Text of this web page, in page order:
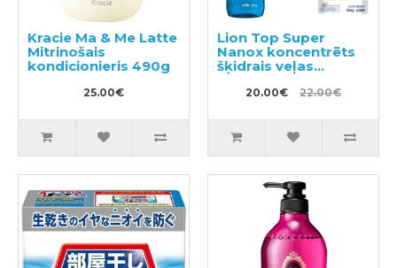
Kracie Ma & Me Latte
Mitrinošais
kondicionieris 490g
25.00€
Lion Top Super
Nanox koncentrēts
šķidrais veļas
mazgāšanas
līdzeklis, 400ml
pildviela 350g
20.00€ 22.00€